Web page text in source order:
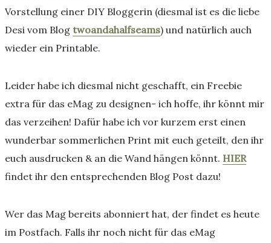
Vorstellung einer DIY Bloggerin (diesmal ist es die liebe
Desi vom Blog twoandahalfseams) und natürlich auch
wieder ein Printable.
Leider habe ich diesmal nicht geschafft, ein Freebie
extra für das eMag zu designen- ich hoffe, ihr könnt mir
das verzeihen! Dafür habe ich vor kurzem erst einen
wunderbar sommerlichen Print mit euch geteilt, den ihr
euch ausdrucken & an die Wand hängen könnt. HIER
findet ihr den entsprechenden Blog Post dazu!
Wer das Mag bereits abonniert hat, der findet es heute
im Postfach. Falls ihr noch nicht für das eMag